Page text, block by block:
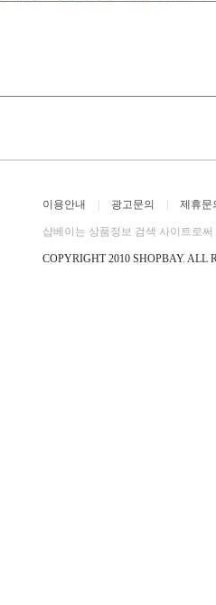
이용안내 광고문의 제휴문
샵베이는 상품정보 검색 사이트로
COPYRIGHT 2010 SHOPBAY. ALL